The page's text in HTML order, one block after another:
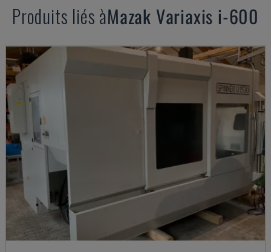
Produits liés àMazak Variaxis i-600